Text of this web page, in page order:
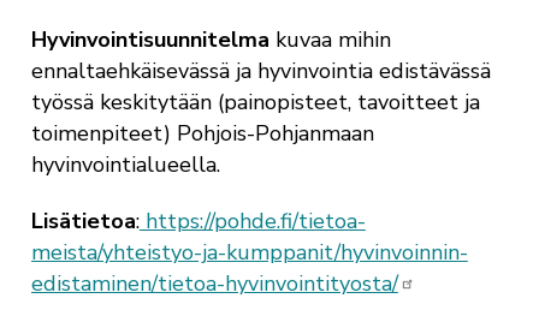
Hyvinvointisuunnitelma kuvaa mihin
ennaltaehkäisevässä ja hyvinvointia edistävässä
työssä keskitytään (painopisteet, tavoitteet ja
toimenpiteet) Pohjois-Pohjanmaan
hyvinvointialueella.
Lisätietoa:https://pohde.fi/tietoa-
meista/yhteistyo-ja-kumppanit/hyvinvoinnin-
edistaminen/tietoa-hyvinvointityosta/